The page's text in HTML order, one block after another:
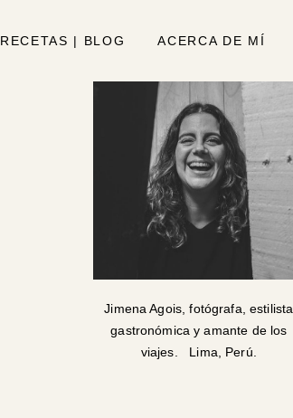
RECETAS | BLOG ACERCA DE MÍ
Jimena Agois, fotógrafa, estilista
gastronómica y amante de los
viajes. Lima, Perú.